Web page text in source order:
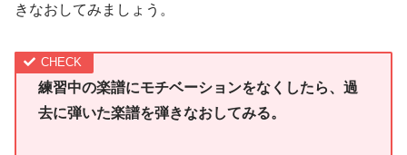
きなおしてみましょう。
練習中の楽譜にモチベーションをなくしたら、過
去に弾いた楽譜を弾きなおしてみる。